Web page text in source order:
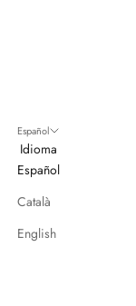
Español
Idioma
Español
Català
English